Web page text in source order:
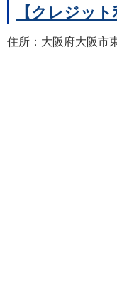
【クレジッ
住所：大阪府大阪市